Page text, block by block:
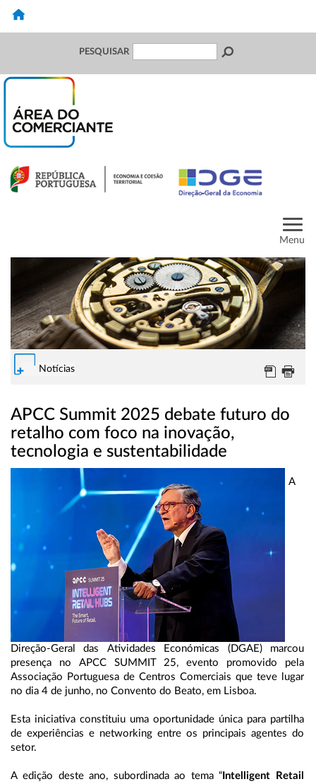
PESQUISAR
Menu
Notícias
APCC Summit 2025 debate futuro do
retalho com foco na inovação,
tecnologia e sustentabilidade
A
Direção-Geral das Atividades Económicas (DGAE) marcou
presença no APCC SUMMIT 25, evento promovido pela
Associação Portuguesa de Centros Comerciais que teve lugar
no dia 4 de junho, no Convento do Beato, em Lisboa.
Esta iniciativa constituiu uma oportunidade única para partilha
de experiências e networking entre os principais agentes do
setor.
A edição deste ano, subordinada ao tema “ Intelligent Retail